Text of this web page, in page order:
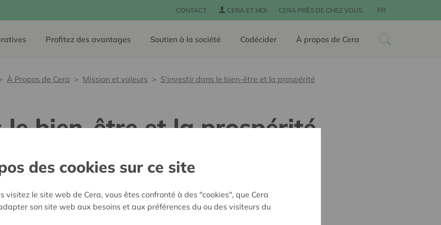
CONTACT CERA ET MOI CERA PRÈS DE CHEZ VOUS FR
Profitez des avantages Soutien à la société Codécider À propos de Cera
À Propos de Cera Mission et valeurs S'investir dans le bien-être et la prospérité
le bien-être et la prospérité
Ensemble, nous
investissements
concernées et au bien-
des cookies sur ce site
visitez le site web de Cera, vous êtes confronté à des "cookies", que Cera
son site web aux besoins et aux préférences du ou des visiteurs du